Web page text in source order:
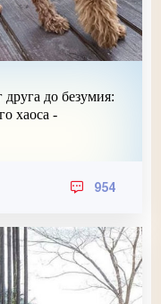
до безумия:
хаоса -
954